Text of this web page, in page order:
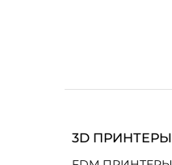
3D ПРИНТЕРЫ